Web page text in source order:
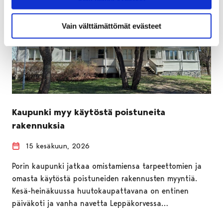
Vain välttämättömät evästeet
Kaupunki myy käytöstä poistuneita
rakennuksia
15 kesäkuun, 2026
Porin kaupunki jatkaa omistamiensa tarpeettomien ja
omasta käytöstä poistuneiden rakennusten myyntiä.
Kesä-heinäkuussa huutokaupattavana on entinen
päiväkoti ja vanha navetta Leppäkorvessa…